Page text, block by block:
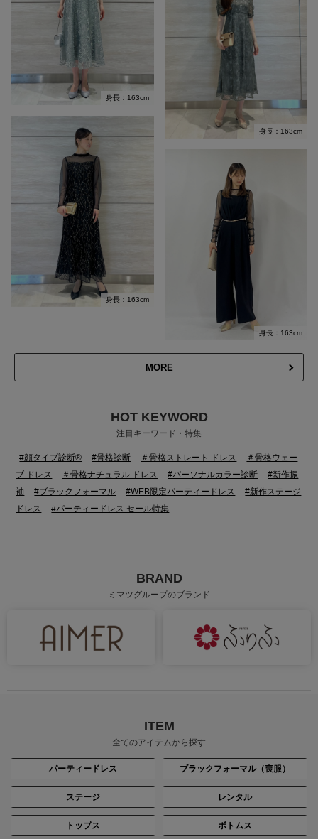
身長：163cm
身長：163cm
身長：163cm
身長：163cm
MORE
HOT KEYWORD
注目キーワード・特集
#顔タイプ診断® #骨格診断 ＃骨格ストレート ドレス
＃骨格ウェー
ブ ドレス
＃骨格ナチュラル ドレス #パーソナルカラー診断
#新作振
袖
#ブラックフォーマル #WEB限定パーティードレス
#新作ステージ
ドレス
#パーティードレス セール特集
BRAND
ミマツグループのブランド
ITEM
全てのアイテムから探す
パーティードレス ブラックフォーマル（喪服）
ステージ レンタル
トップス ボトムス